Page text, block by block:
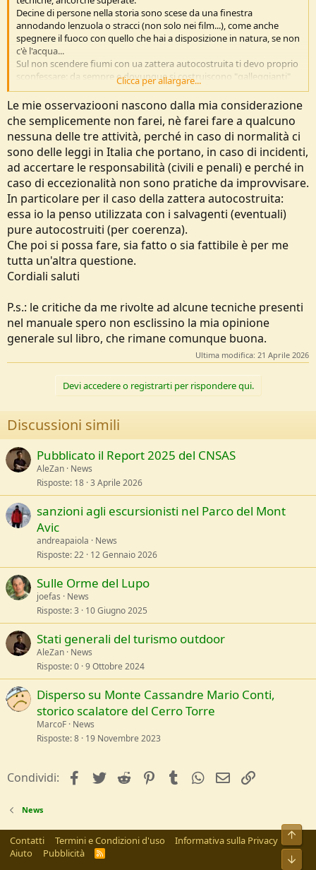
Decine di persone nella storia sono scese da una finestra
annodando lenzuola o stracci (non solo nei film...), come anche
spegnere il fuoco con quello che hai a disposizione in natura, se non
c'è l'acqua...
Sul non scendere fiumi con ua zattera autocostruita ti devo proprio
sconfessare: da sempre e dovunque si costruiscono "galleggianti"
con vari materiali, sia in ambito scout che altrove (io stesso, tra le
altre, ho sceso per 3 giorni un fiume in Thailanda, vicino a Chiang
Mai, con una zattera costruita da noi con grandi canne di bambu...).
Il Manuale di cui si parla è un eccezionale raccolta del buon Mercanti
di tecniche che ancora oggi, se sei appassionato di trapperismo e di
outdoor, puoi tranquillamente mettere in pratica, sicuramente con
capacità manuale più che buona e cervello sempre acceso.
E' la prima volta che sento su Mercanti o su manuali di questo tipo
un'osservazione del genere, e non oso pensare cosa si può dire
allora di un vero e proprio manuale di survival moderno...
Clicca per allargare...
Le mie osservaziooni nascono dalla mia considerazione
che semplicemente non farei, nè farei fare a qualcuno
nessuna delle tre attività, perché in caso di normalità ci
sono delle leggi in Italia che portano, in caso di incidenti,
ad accertare le responsabilità (civili e penali) e perché in
caso di eccezionalità non sono pratiche da improvvisare.
In particolare per il caso della zattera autocostruita:
essa io la penso utilizzata con i salvagenti (eventuali)
pure autocostruiti (per coerenza).
Che poi si possa fare, sia fatto o sia fattibile è per me
tutta un'altra questione.
Cordiali saluti
P.s.: le critiche da me rivolte ad alcune tecniche presenti
nel manuale spero non esclissino la mia opinione
generale sul libro, che rimane comunque buona.
Ultima modifica: 21 Aprile 2026
Devi accedere o registrarti per rispondere qui.
Discussioni simili
Pubblicato il Report 2025 del CNSAS
AleZan News
Risposte 18 3 Aprile 2026
sanzioni agli escursionisti nel Parco del Mont
Avic
andreapaiola
News
Risposte 22 12 Gennaio 2026
Sulle Orme del Lupo
joefas
News
Risposte 3 10 Giugno 2025
Stati generali del turismo outdoor
AleZan News
Risposte 0 9 Ottobre 2024
Disperso su Monte Cassandre Mario Conti,
storico scalatore del Cerro Torre
MarcoF News
Risposte 8 19 Novembre 2023
Condividi: facebookTwitterReddit PinterestTumblrWhatsApp
e-mail
News
Contatti Termini e Condizioni d'uso
Informativa sulla Privacy
Aiuto
Pubblicità
R
Alto